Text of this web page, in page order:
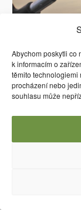
Abychom poskytli co
k informacím o
těmito technologiemi
procházení nebo
souhlasu může